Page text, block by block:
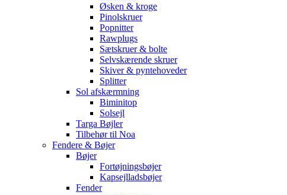
Øsken & kroge
Pinolskruer
Popnitter
Rawplugs
Sætskruer & bolte
Selvskærende skruer
Skiver & pyntehoveder
Splitter
Sol afskærmning
Biminitop
Solsejl
Targa Bøjler
Tilbehør til Noa
Fendere & Bøjer
Bøjer
Fortøjningsbøjer
Kapsejlladsbøjer
Fender